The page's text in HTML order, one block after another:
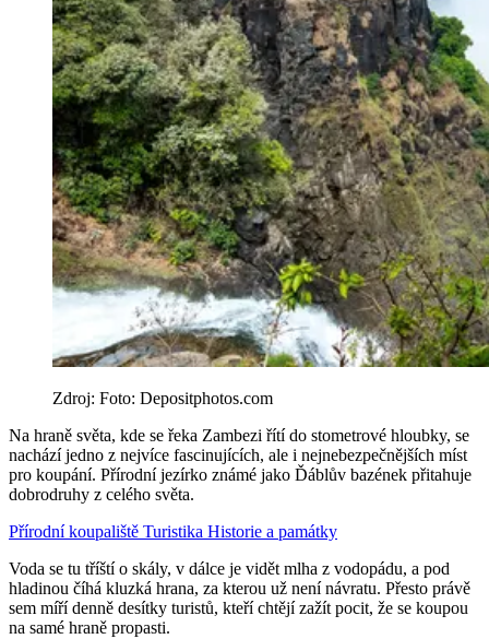
Zdroj: Foto: Depositphotos.com
Na hraně světa, kde se řeka Zambezi řítí do stometrové hloubky, se
nachází jedno z nejvíce fascinujících, ale i nejnebezpečnějších míst
pro koupání. Přírodní jezírko známé jako Ďáblův bazének přitahuje
dobrodruhy z celého světa.
Přírodní koupaliště Turistika Historie a památky
Voda se tu tříští o skály, v dálce je vidět mlha z vodopádu, a pod
hladinou číhá kluzká hrana, za kterou už není návratu. Přesto právě
sem míří denně desítky turistů, kteří chtějí zažít pocit, že se koupou
na samé hraně propasti.